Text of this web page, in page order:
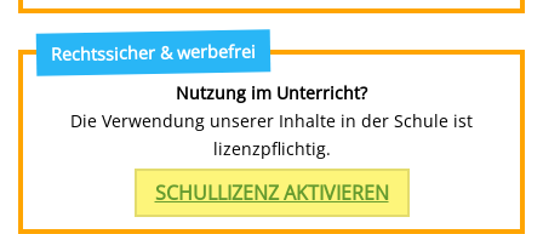
Rechtssicher & werbefrei
Nutzung im Unterricht?
Die Verwendung unserer Inhalte in der Schule ist
lizenzpflichtig.
SCHULLIZENZ AKTIVIEREN